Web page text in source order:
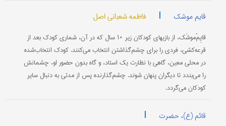
قایم موشک | فاطمه شعبانی اصل
قایِمْ‌موشَک، از بازیهای کودکان زیر ۱۰ سال که در آن، شماری کودک بعد از
قرعه‌کشی، فردی را برای چشم‌گذاشتن انتخاب می‌کنند. کودک انتخاب‌شده
در محلی معین، گاهی با نظارت یک استاد، و گاه بدون حضور او، چشمانش
را می‌بندد تا دیگران پنهان شوند. چشم‌گذارنده پس از مدتی به دنبال سایر
کودکان می‌گردد.
قائم (ع)، حضرت |